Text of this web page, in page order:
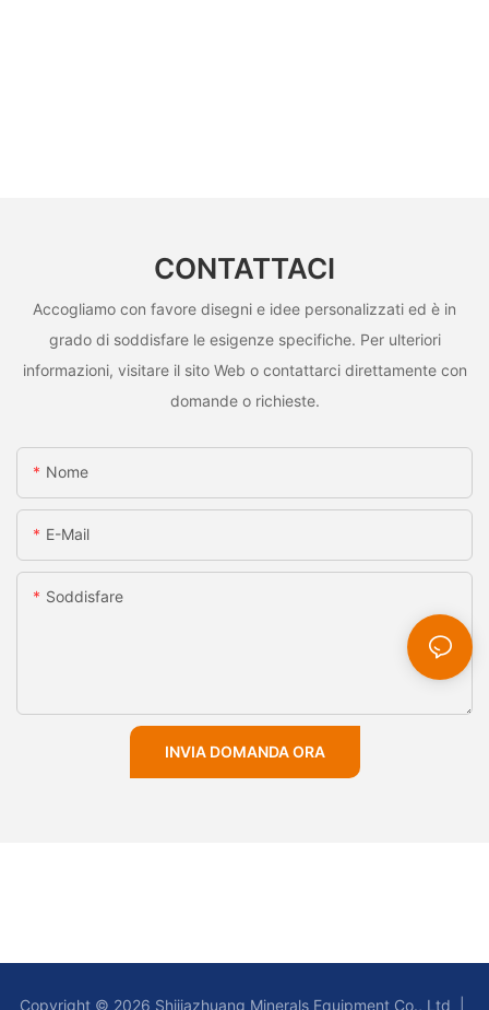
CONTATTACI
Accogliamo con favore disegni e idee personalizzati ed è in
grado di soddisfare le esigenze specifiche. Per ulteriori
informazioni, visitare il sito Web o contattarci direttamente con
domande o richieste.
Nome
E-Mail
Soddisfare
INVIA DOMANDA ORA
Copyright © 2026 Shijiazhuang Minerals Equipment Co., Ltd |